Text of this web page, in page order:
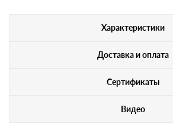
Характеристики
Доставка и оплата
Сертификаты
Видео